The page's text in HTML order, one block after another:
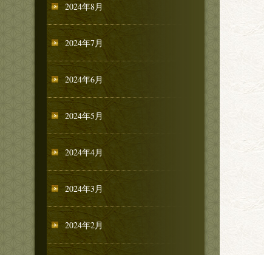
2024年8月
2024年7月
2024年6月
2024年5月
2024年4月
2024年3月
2024年2月